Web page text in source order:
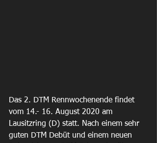
Das 2. DTM Rennwochenende findet
vom 14.- 16. August 2020 am
Lausitzring (D) statt. Nach einem sehr
guten DTM Debüt und einem neuen